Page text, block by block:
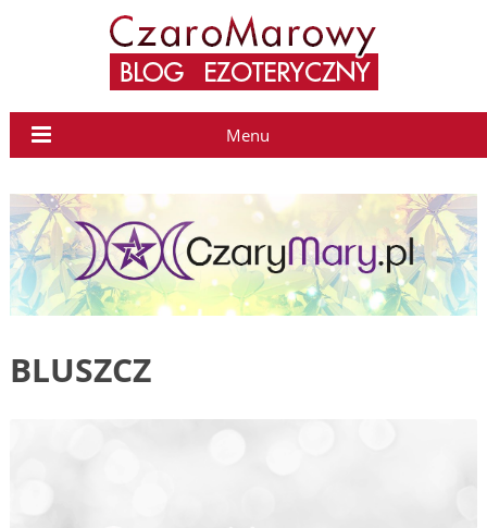
Menu
BLUSZCZ